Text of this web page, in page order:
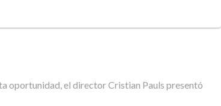
oportunidad, el director Cristian Pauls presentó